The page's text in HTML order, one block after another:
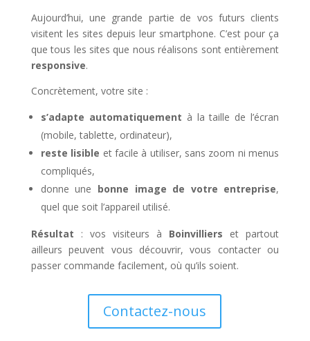
Aujourd’hui, une grande partie de vos futurs clients
visitent les sites depuis leur smartphone. C’est pour ça
que tous les sites que nous réalisons sont entièrement
responsive.
Concrètement, votre site :
s’adapte automatiquement à la taille de l’écran
(mobile, tablette, ordinateur),
reste lisible et facile à utiliser, sans zoom ni menus
compliqués,
donne une bonne image de votre entreprise,
quel que soit l’appareil utilisé.
Résultat : vos visiteurs à Boinvilliers et partout
ailleurs peuvent vous découvrir, vous contacter ou
passer commande facilement, où qu’ils soient.
Contactez-nous